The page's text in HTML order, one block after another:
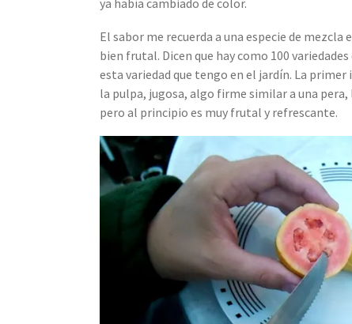
El sabor me recuerda a una especie de mezcla
bien frutal. Dicen que hay como 100
esta variedad que tengo en el jardín. La
la pulpa, jugosa, algo firme similar a una pera,
pero al principio es muy frutal y refrescante.